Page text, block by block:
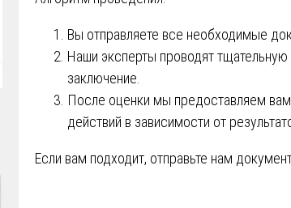
Вы отправляете все необходимые
Наши эксперты проводят тщательную
заключение.
После оценки мы предоставляем
действий в зависимости от
Если вам подходит, отправьте нам